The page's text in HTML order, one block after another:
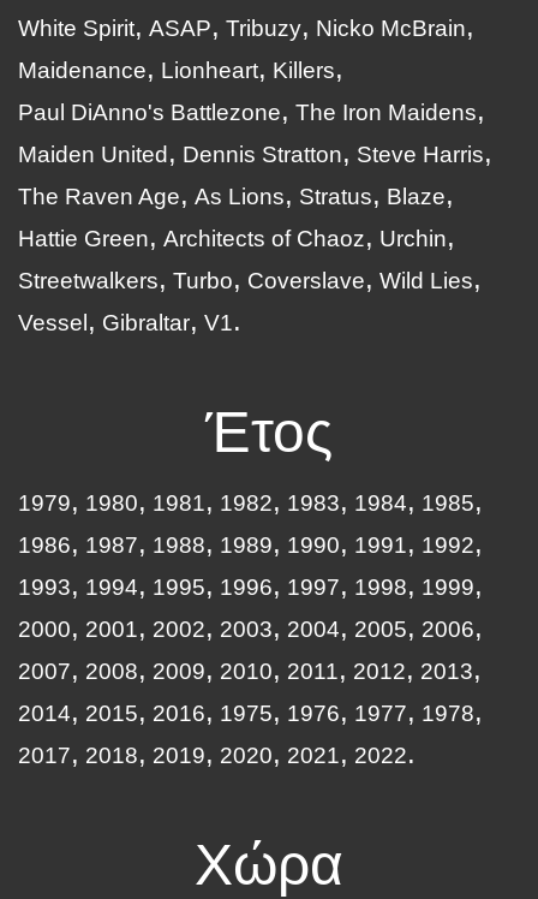
White Spirit ASAP Tribuzy
Nicko McBrain
Maidenance
Lionheart
Killers
Paul DiAnno's Battlezone
The Iron Maidens
Maiden United
Dennis Stratton
Steve Harris
The Raven Age
As Lions Stratus
Blaze
Hattie Green
Architects of Chaoz
Urchin
Streetwalkers
Turbo Coverslave
Wild Lies
Vessel
Gibraltar V1
Έτος
1979 1980 1981 1982 1983 1984
1985
1986
1987 1988 1989 1990 1991
1992
1993
1994 1995 1996 1997 1998
1999
2000
2001 2002 2003 2004 2005
2006
2007
2008 2009 2010 2011 2012
2013
2014
2015 2016 1975 1976 1977
1978
2017
2018 2019 2020 2021 2022
Χώρα